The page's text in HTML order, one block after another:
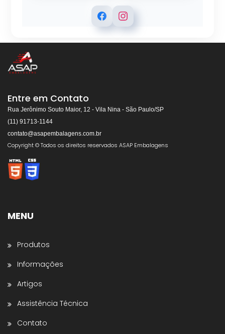
Respondemos rapidamente
👋Olá! Bem-vindo!
Somos especialistas em
Envolvedoras, Filme Stretch, Fitas de Arquear,
Selos para Fitas de Arquear, Aplicador de Filme
Preencha os dados abaixo e o atendimento
Nome da Empresa *
Estado *
Entre em Contato
Rua Jerônimo Souto Maior, 12 - Vila Nina - São Paulo/SP
(11) 91713-1144
contato@asapembalagens.com.br
Copyright © Todos os direitos reservados ASAP Embalagens
MENU
Produtos
Informações
Artigos
Assistência Técnica
Contato